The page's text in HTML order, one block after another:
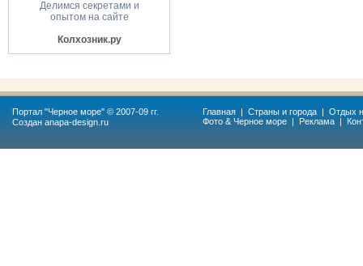
Делимся секретами и
опытом на сайте
Колхозник.ру
Портал "Черное море" © 2007-09 гг.
Создан anapa-design.ru
Главная | Страны и города | Отдых
Фото & Черное море | Реклама |